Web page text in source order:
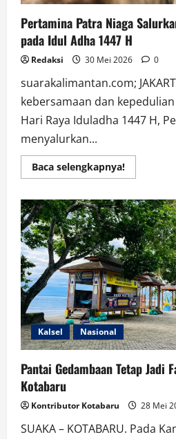
Pertamina Patra Niaga
pada Idul Adha 1447 H
Redaksi 30 Mei 2026 0
suarakalimantan.com;
kebersamaan dan
Hari Raya Iduladha 1447 H,
menyalurkan...
Baca selengkapnya!Read
more
Patra
Niaga
Salurkan
2.031
Hewan
Kurban
pada
Idul
Adha
1447
H
Kalsel Nasional
Pantai Gedambaan Tetap Jadi
Kotabaru
Kontributor Kotabaru 28 Mei
SUAKA – KOTABARU. Pada